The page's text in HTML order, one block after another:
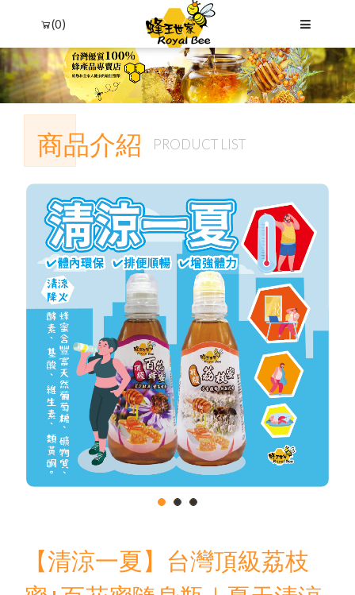
(0)
品牌故事
Language
商品介紹 PRODUCT LIST
1 2 3
【清涼一夏】台灣頂級荔枝